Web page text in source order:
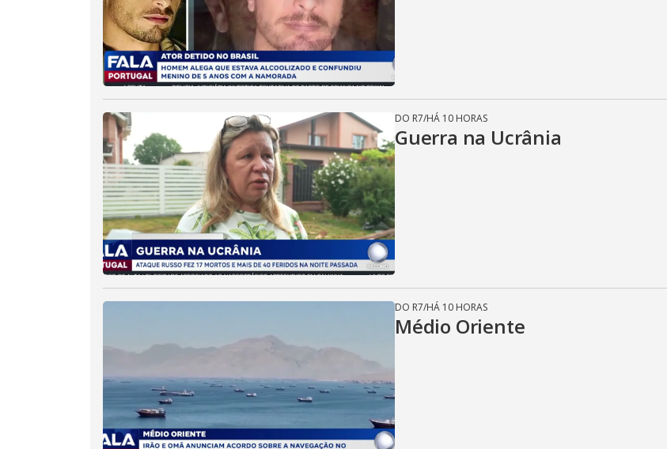
DO R7/HÁ 10 HORAS
Guerra na Ucrânia
DO R7/HÁ 10 HORAS
Médio Oriente